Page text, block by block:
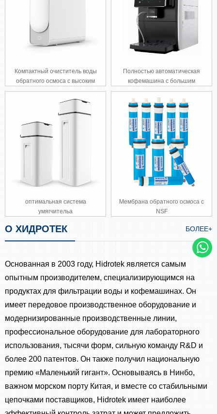
Компактный очиститель воды
обратного осмоса с высоким
потоком (S01-1200G)
Полностью автоматическая
кофемашина с большим
экраном
оптимальная система
умягчительа
Мембрана обратного осмоса с
NSF
О ХИДРОТЕК БОЛЕЕ+
Основанная в 2003 году, Hidrotek является самым
опытным производителем, специализирующимся на
продуктах для фильтрации воды и кофемашинах. Он
имеет передовое производственное оборудование и
модернизированные производственные линии,
профессиональное оборудование для лабораторного
использования, тысячи форм, сильную команду R&D и
более 200 патентов. Он также получил национальную
премию «Маленький гигант». Основываясь в Нинбо,
важном морском порту Китая, и вместе со стабильными
цепочками поставщиков, Hidrotek имеет наиболее